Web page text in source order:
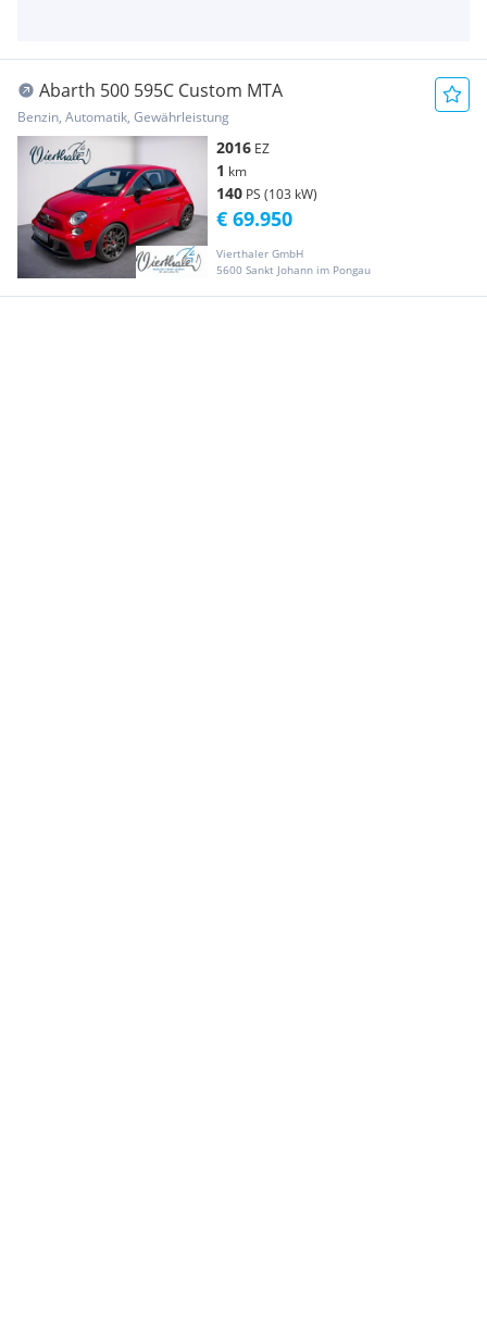
Abarth 500 595C Custom MTA
Benzin, Automatik, Gewährleistung
2016 EZ
1 km
140 PS (103 kW)
Vierthaler GmbH
5600 Sankt Johann im Pongau
€ 69.950